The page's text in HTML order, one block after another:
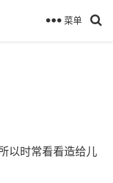
菜单
时常看看造给儿